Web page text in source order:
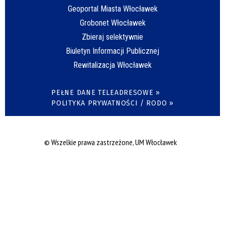
Geoportal Miasta Włocławek
Grobonet Włocławek
Zbieraj selektywnie
Biuletyn Informacji Publicznej
Rewitalizacja Włocławek
PEŁNE DANE TELEADRESOWE »
POLITYKA PRYWATNOŚCI / RODO »
© Wszelkie prawa zastrzeżone, UM Włocławek